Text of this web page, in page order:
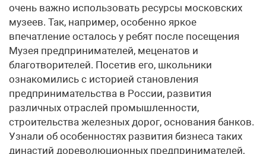
очень важно использовать ресурсы московских
музеев. Так, например, особенно яркое
впечатление осталось у ребят после посещения
Музея предпринимателей, меценатов и
благотворителей. Посетив его, школьники
ознакомились с историей становления
предпринимательства в России, развития
различных отраслей промышленности,
строительства железных дорог, основания банков.
Узнали об особенностях развития бизнеса таких
династий дореволюционных предпринимателей,